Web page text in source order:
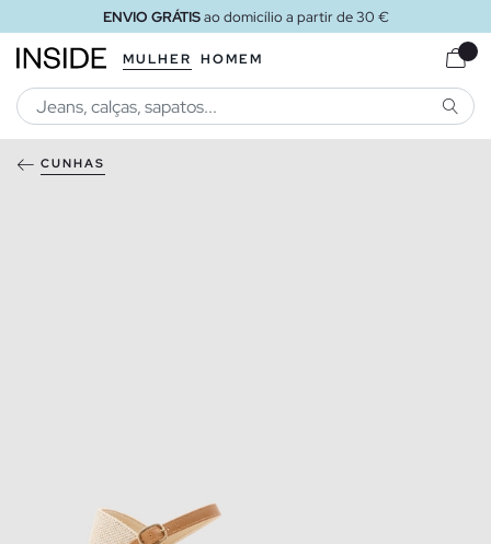
ENVIO GRÁTISao domicílio a partir de 30 €
MULHER HOMEM
CUNHAS